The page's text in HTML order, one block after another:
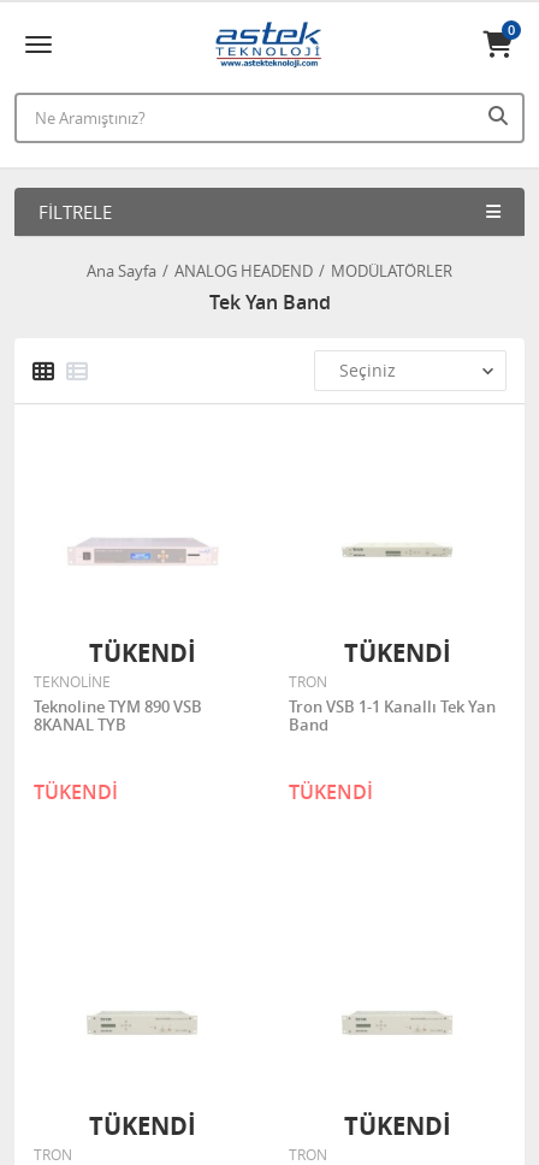
0
FILTRELE
Ana Sayfa ANALOG HEADEND MODÜLATÖRLER
Tek Yan Band
TEKNOLİNE
Teknoline TYM 890 VSB
8KANAL TYB
TÜKENDİ
TÜKENDİ
TRON
Tron VSB 1-1 Kanallı Tek Yan
Band
TÜKENDİ
TÜKENDİ
TRON
TÜKENDİ
TRON
TÜKENDİ